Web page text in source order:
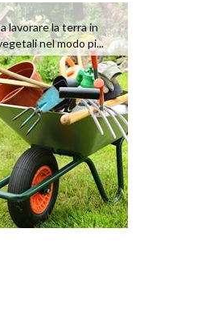
lavorare la terra in
nel modo pi...